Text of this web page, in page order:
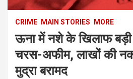
CRIME MAIN STORIES MORE
ऊना में नशे के खिलाफ बड़ी
चरस-अफीम, लाखों की
मुद्रा बरामद